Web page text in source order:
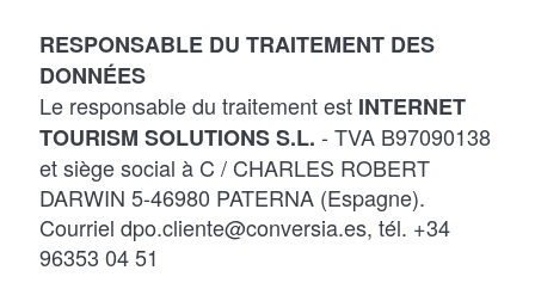
RESPONSABLE DU TRAITEMENT DES
DONNÉES
Le responsable du traitement est INTERNET
TOURISM SOLUTIONS S.L. - TVA B97090138
et siège social à C / CHARLES ROBERT
DARWIN 5-46980 PATERNA (Espagne).
Courriel dpo.cliente@conversia.es, tél. +34
96353 04 51